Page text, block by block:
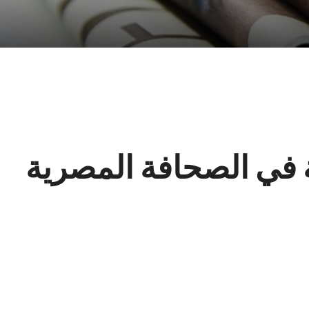
في الصحافة المصرية